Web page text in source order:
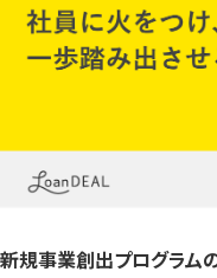
新規事業創出プログラム